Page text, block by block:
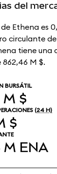
del
Ethena es
circulante de
tiene una
M $.
BURSÁTIL
$
(24 H)
$
M ENA